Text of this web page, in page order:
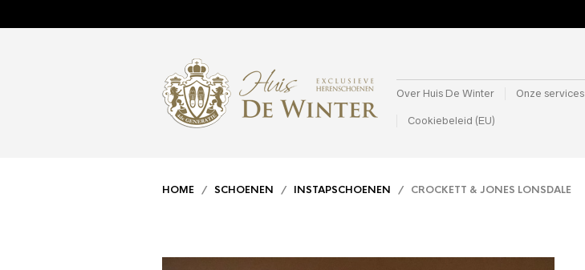
Over Huis De Winter Onze services
Cookiebeleid (EU)
HOME / SCHOENEN / INSTAPSCHOENEN / CROCKETT & JONES LONSDALE